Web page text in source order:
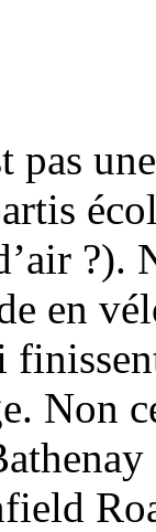
pas
?).
en
Non